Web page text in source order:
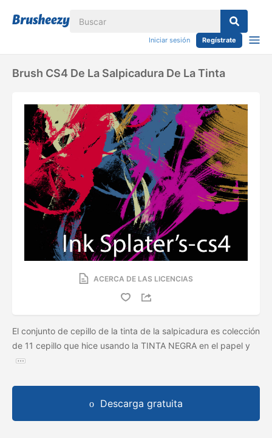
Iniciar sesión Regístrate
Brush CS4 De La Salpicadura De La Tinta
ACERCA DE LAS LICENCIAS
El conjunto de cepillo de la tinta de la salpicadura es colección
de 11 cepillo que hice usando la TINTA NEGRA en el papel y
Descarga gratuita